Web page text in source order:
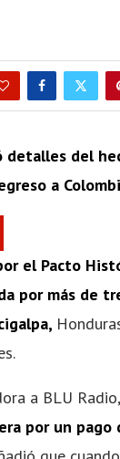
detalles del
a
el Pacto
por más de
a BLU Radio,
por un pago